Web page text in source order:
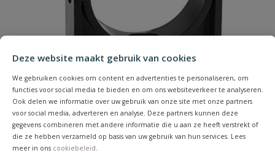
Deze website maakt gebruik van cookies
We gebruiken cookies om content en advertenties te personaliseren, om
functies voor social media te bieden en om ons websiteverkeer te analyseren.
Ook delen we informatie over uw gebruik van onze site met onze partners
voor social media, adverteren en analyse. Deze partners kunnen deze
gegevens combineren met andere informatie die u aan ze heeft verstrekt of
die ze hebben verzameld op basis van uw gebruik van hun services. Lees
meer in ons cookiebeleid
Beoordeling
Beoordeling versturen
VDL buisklem model C
Aansluiting: klem | Diameter: 32 t/m 160 mm | Makkelijk